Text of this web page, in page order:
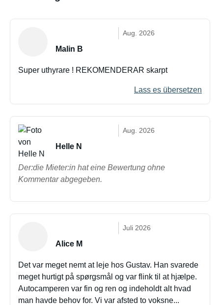
Aug. 2026
Malin B
Super uthyrare ! REKOMENDERAR skarpt
Lass es übersetzen
Aug. 2026
Helle N
Der:die Mieter:in hat eine Bewertung ohne
Kommentar abgegeben.
Juli 2026
Alice M
Det var meget nemt at leje hos Gustav. Han svarede
meget hurtigt på spørgsmål og var flink til at hjælpe.
Autocamperen var fin og ren og indeholdt alt hvad
man havde behov for. Vi var afsted to voksne...